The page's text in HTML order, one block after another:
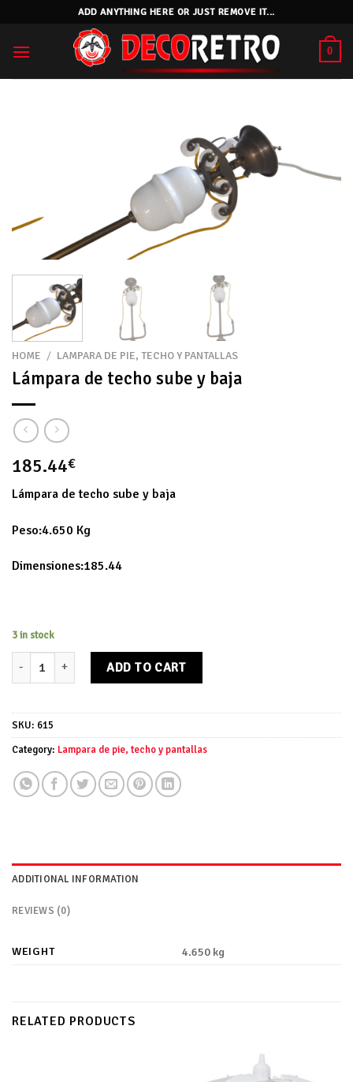
content
ADD ANYTHING HERE OR JUST REMOVE IT...
0
HOME / LAMPARA DE PIE, TECHO Y PANTALLAS
Lámpara de techo sube y baja
185.44€
Lámpara de techo sube y baja
Peso:4.650 Kg
Dimensiones:185.44
3 in stock
Lámpara de techo sube y baja quantity
ADD TO CART
SKU: 615
Category: Lampara de pie, techo y pantallas
ADDITIONAL INFORMATION
REVIEWS (0)
WEIGHT 4.650 kg
RELATED PRODUCTS